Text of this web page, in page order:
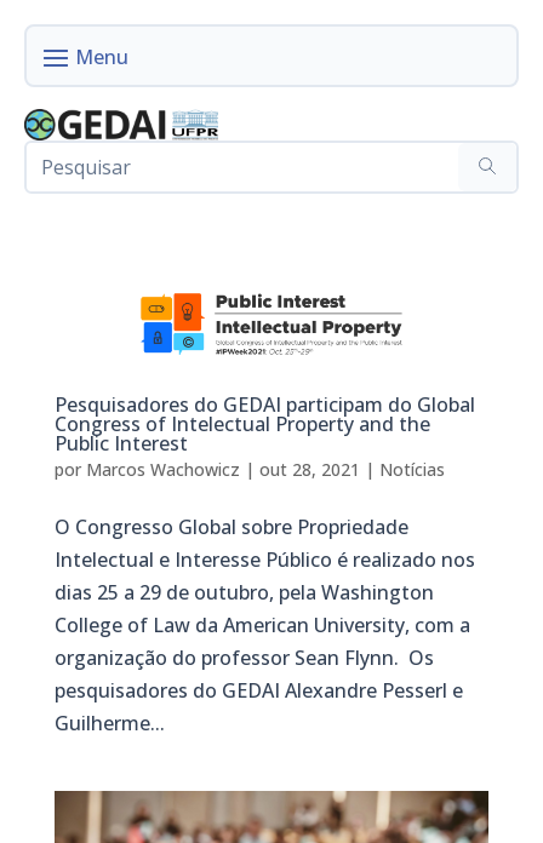
Pesquisadores do GEDAI participam do Global
Congress of Intelectual Property and the
Public Interest
por Marcos Wachowicz | out 28, 2021 | Notícias
O Congresso Global sobre Propriedade
Intelectual e Interesse Público é realizado nos
dias 25 a 29 de outubro, pela Washington
College of Law da American University, com a
organização do professor Sean Flynn. Os
pesquisadores do GEDAI Alexandre Pesserl e
Guilherme...